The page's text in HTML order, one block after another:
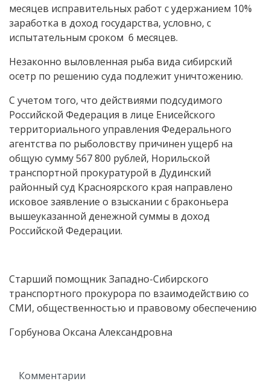
месяцев исправительных работ с удержанием 10%
заработка в доход государства, условно, с
испытательным сроком 6 месяцев.
Незаконно выловленная рыба вида сибирский
осетр по решению суда подлежит уничтожению.
С учетом того, что действиями подсудимого
Российской Федерация в лице Енисейского
территориального управления Федерального
агентства по рыболовству причинен ущерб на
общую сумму 567 800 рублей, Норильской
транспортной прокуратурой в Дудинский
районный суд Красноярского края направлено
исковое заявление о взыскании с браконьера
вышеуказанной денежной суммы в доход
Российской Федерации.
Старший помощник Западно-Сибирского
транспортного прокурора по взаимодействию со
СМИ, общественностью и правовому обеспечению
Горбунова Оксана Александровна
Комментарии